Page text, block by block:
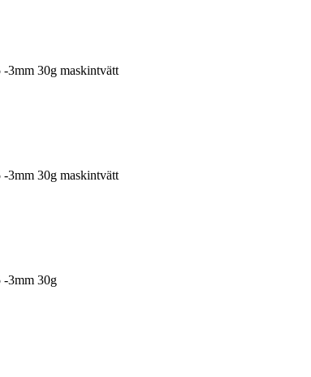
-3mm 30g maskintvätt
-3mm 30g maskintvätt
-3mm 30g